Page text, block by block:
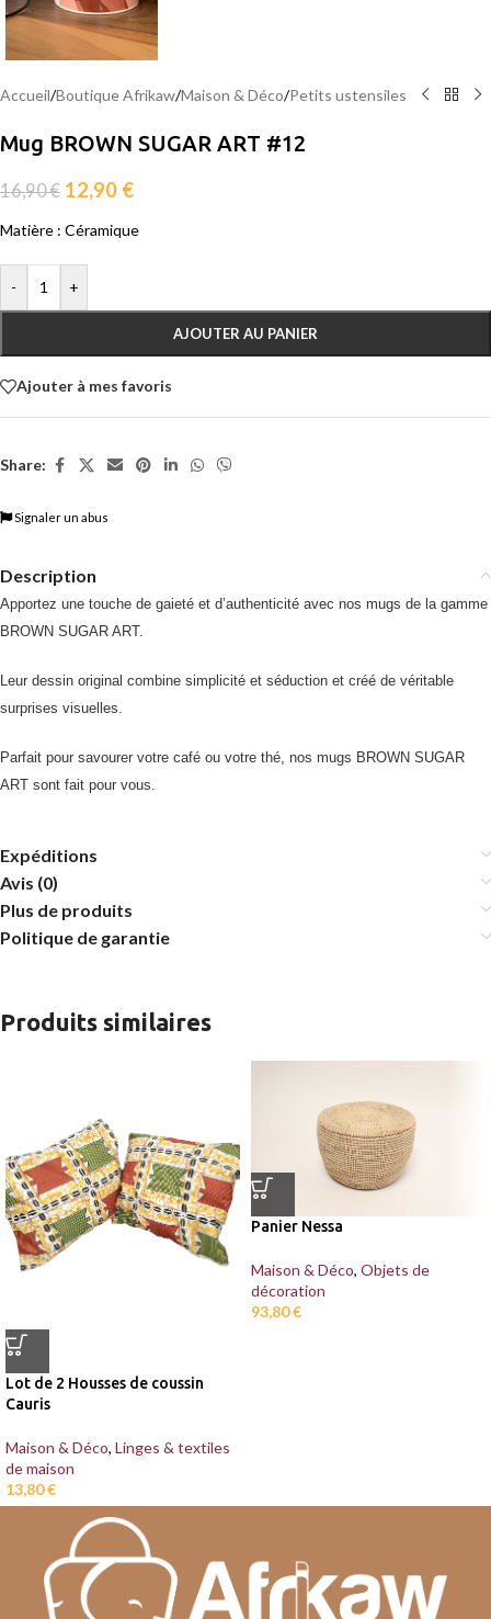
Accueil/Boutique Afrikaw/Maison & Déco/Petits ustensiles
Mug BROWN SUGAR ART #12
16,90€ 12,90 €
Matière : Céramique
- +
AJOUTER AU PANIER
Ajouter à mes favoris
Share:
Signaler un abus
Description
Apportez une touche de gaieté et d’authenticité avec nos mugs de la gamme
BROWN SUGAR ART.
Leur dessin original combine simplicité et séduction et créé de véritable
surprises visuelles.
Parfait pour savourer votre café ou votre thé, nos mugs BROWN SUGAR
ART sont fait pour vous.
Expéditions
Avis (0)
Plus de produits
Politique de garantie
Produits similaires
Lot de 2 Housses de coussin
Cauris
Maison & Déco, Linges & textiles
de maison
13,80€
Panier Nessa
Maison & Déco, Objets de
décoration
93,80€